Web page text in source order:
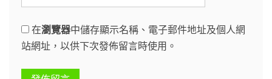
在瀏覽器中儲存顯示名稱、電子郵件地址及個人網
站網址，以供下次發佈留言時使用。